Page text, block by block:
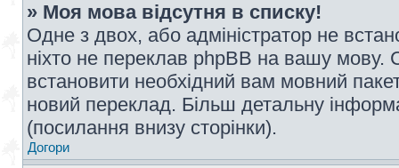
» Моя мова відсутня в списку!
Одне з двох, або адміністратор не
ніхто не переклав phpBB на вашу мову.
встановити необхідний вам мовний
новий переклад. Більш детальну
(посилання внизу сторінки).
Догори